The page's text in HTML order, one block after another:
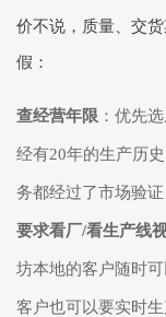
价不说，质量、交
假：
查经营年限 ：优先
经有20年的生产历
务都经过了市场验
要求看厂/看生产线
坊本地的客户随时
客户也可以要实时